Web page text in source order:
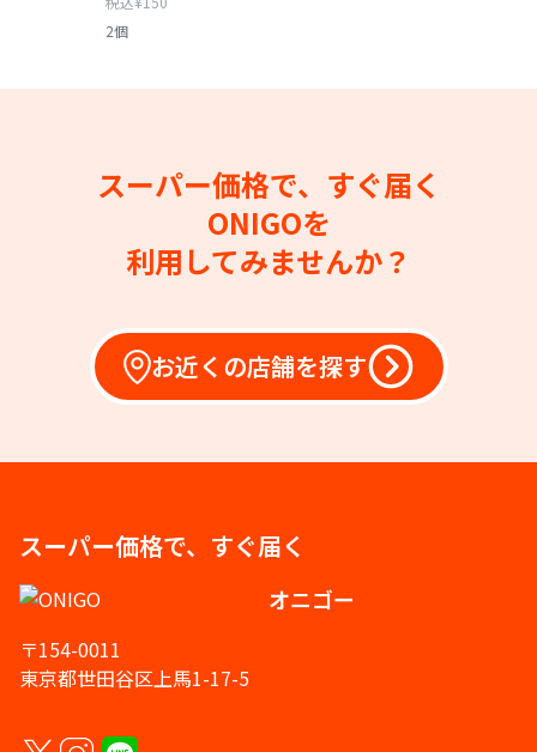
2個
スーパー価格で、すぐ届く
ONIGOを
利用してみませんか？
お近くの店舗を探す
スーパー価格で、すぐ届く
オニゴー
〒154-0011
東京都世田谷区上馬1-17-5